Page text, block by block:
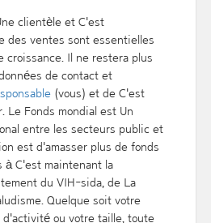
clientèle et C'est
des ventes sont essentielles
croissance. Il ne restera plus
de contact et
(vous) et de C'est
Le Fonds mondial est Un
entre les secteurs public et
est d'amasser plus de fonds
à C'est maintenant la
du VIH-sida, de La
Quelque soit votre
ou votre taille, toute